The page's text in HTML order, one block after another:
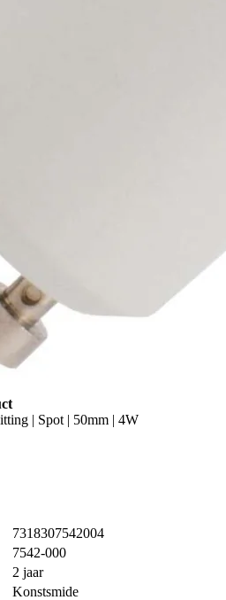
| Spot | 50mm | 4W
7318307542004
7542-000
2 jaar
Konstsmide